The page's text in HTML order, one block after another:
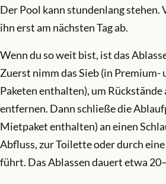
Der Pool kann stundenlang stehen.
ihn erst am nächsten Tag ab.
Wenn du so weit bist, ist das
Zuerst nimm das Sieb (in Premium-
Paketen enthalten), um Rückstände
entfernen. Dann schließe die
Mietpaket enthalten) an einen
Abfluss, zur Toilette oder durch
führt. Das Ablassen dauert etwa